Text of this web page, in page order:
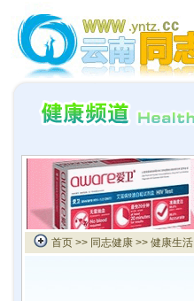
首页 >> 同志健康 >> 健康生活